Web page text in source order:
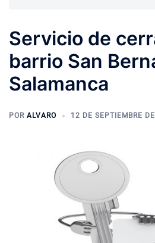
Servicio de
barrio San
Salamanca
POR ALVARO 12 DE SEPTIEMBRE